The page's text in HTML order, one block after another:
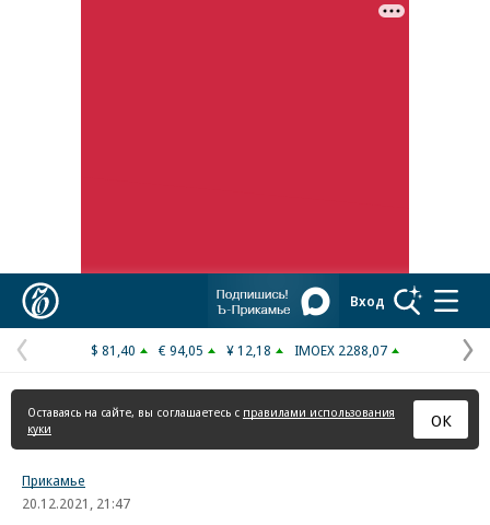
Вход
Предыдущая
страница
$ 81,40 € 94,05 ¥ 12,18 IMOEX 2288,07
Оставаясь на сайте, вы соглашаетесь с правилами использования
куки
ОК
Прикамье
20.12.2021, 21:47